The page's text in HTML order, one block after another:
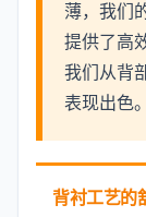
薄，我们
提供了高
我们从背
表现出色。
背衬工艺的